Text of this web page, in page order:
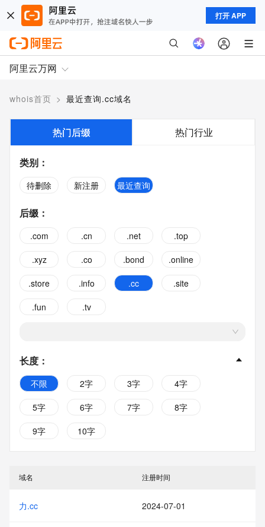
打开 APP
阿里云万网
whois首页 > 最近查询.cc域名
热门后缀 热门行业
类别 ：
待删除 新注册 最近查询
后缀 ：
.com .cn .net
.top
.xyz
.co .bond
.online
.store
.info .cc
.site
.fun
.tv
长度 ：
不限 2字 3字
4字
5字
6字 7字
8字
9字
10字
域名 注册时间
力.cc 2024-07-01